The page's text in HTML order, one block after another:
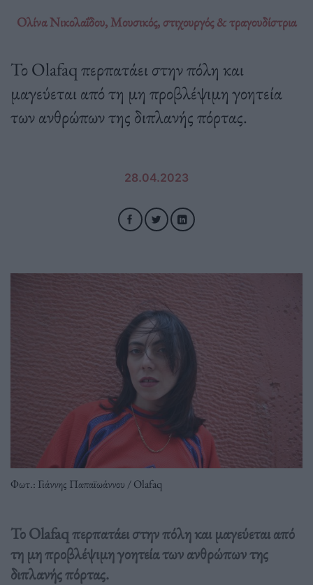
Ολίνα Νικολαΐδου, Mουσικός, στιχουργός & τραγουδίστρια
Το Olafaq περπατάει στην πόλη και
μαγεύεται από τη μη προβλέψιμη γοητεία
των ανθρώπων της διπλανής πόρτας.
28.04.2023
Φωτ.: Γιάννης Παπαϊωάννου / Olafaq
Το Olafaq περπατάει στην πόλη και μαγεύεται από
τη μη προβλέψιμη γοητεία των ανθρώπων της
διπλανής πόρτας.